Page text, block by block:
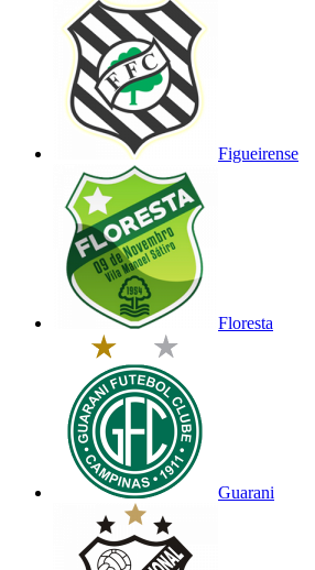
Figueirense
Floresta
Guarani